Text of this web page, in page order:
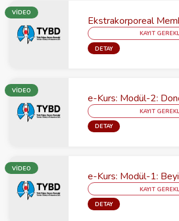
VİDEO
KAYIT
DETAY
VİDEO
KAYIT
DETAY
VİDEO
KAYIT
DETAY